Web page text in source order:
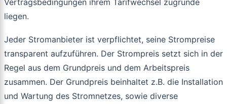
Vertragsbedingungen ihrem Tarifwechsel zugrunde
liegen.
Jeder Stromanbieter ist verpflichtet, seine Strompreise
transparent aufzuführen. Der Strompreis setzt sich in der
Regel aus dem Grundpreis und dem Arbeitspreis
zusammen. Der Grundpreis beinhaltet z.B. die Installation
und Wartung des Stromnetzes, sowie diverse